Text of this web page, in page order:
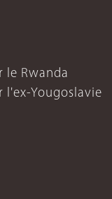
le Rwanda
l'ex-Yougoslavie